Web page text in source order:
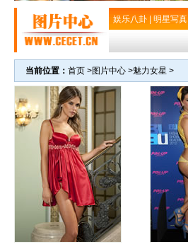
娱乐八卦 明星写真
当前位置： 首页 >图片中心 >魅力女星 >